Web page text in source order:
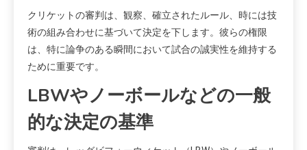
クリケットの審判は、観察、確立されたルール、時には技
術の組み合わせに基づいて決定を下します。彼らの権限
は、特に論争のある瞬間において試合の誠実性を維持する
ために重要です。
LBWやノーボールなどの一般
的な決定の基準